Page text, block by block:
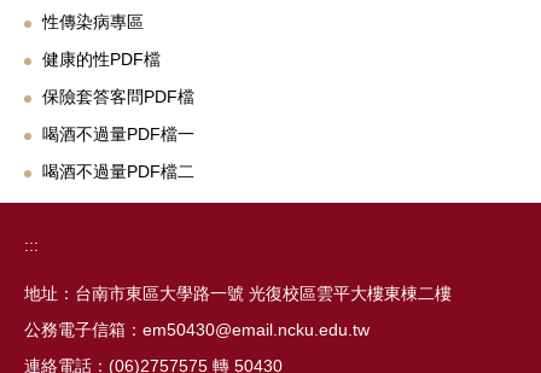
性傳染病專區
健康的性PDF檔
保險套答客問PDF檔
喝酒不過量PDF檔一
喝酒不過量PDF檔二
:::
地址：台南市東區大學路一號 光復校區雲平大樓東棟二樓
公務電子信箱：em50430@email.ncku.edu.tw
連絡電話：(06)2757575 轉 50430